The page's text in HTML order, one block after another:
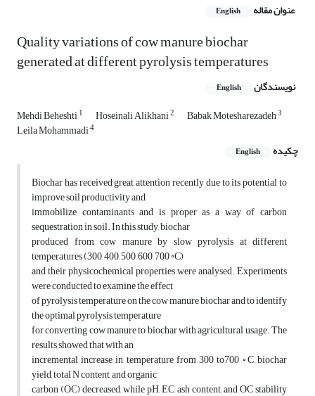
عنوان مقاله English
Quality variations of cow manure biochar
generated at different pyrolysis temperatures
نویسندگان English
Mehdi Beheshti1 Hoseinali Alikhani2 Babak Motesharezadeh3
Leila Mohammadi4
چکیده English
Biochar has received great attention recently due to its potential to
improve soil productivity and
immobilize contaminants and is proper as a way of carbon
sequestration in soil. In this study, biochar
produced from cow manure by slow pyrolysis at different
temperatures (300, 400, 500, 600, 700 ◦C)
and their physicochemical properties were analysed. Experiments
were conducted to examine the effect
of pyrolysis temperature on the cow manure biochar and to identify
the optimal pyrolysis temperature
for converting cow manure to biochar with agricultural usage. The
results showed that with an
incremental increase in temperature from 300 to700 ◦C, biochar
yield, total N content, and organic
carbon (OC) decreased, while pH, EC, ash content, and OC stability